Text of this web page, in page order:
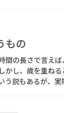
もの
の長さで言え
かし、歳を重ね
う説もあるが、